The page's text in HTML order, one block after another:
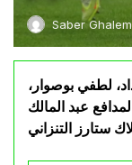
Saber Ghalem
لطفي بوصوار،
عبد المالك